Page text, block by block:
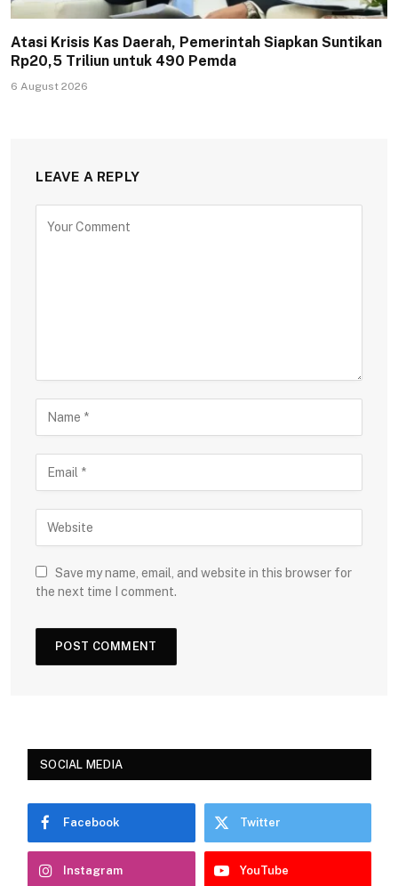
Atasi Krisis Kas Daerah, Pemerintah Siapkan Suntikan
Rp20,5 Triliun untuk 490 Pemda
6 August 2026
LEAVE A REPLY
Save my name, email, and website in this browser for
the next time I comment.
SOCIAL MEDIA
Facebook Twitter
Instagram YouTube